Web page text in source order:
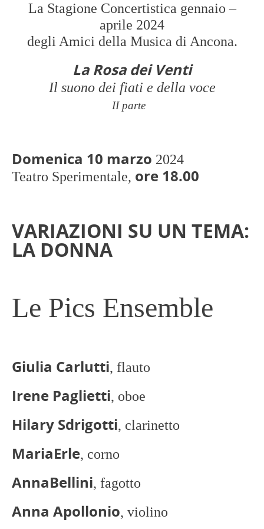
La Stagione Concertistica gennaio –
aprile 2024
degli Amici della Musica di Ancona.
La Rosa dei Venti
Il suono dei fiati e della voce
II parte
Domenica 10 marzo 2024
Teatro Sperimentale, ore 18.00
VARIAZIONI SU UN TEMA:
LA DONNA
Le Pics Ensemble
Giulia Carlutti, flauto
Irene Paglietti, oboe
Hilary Sdrigotti, clarinetto
MariaErle, corno
AnnaBellini, fagotto
Anna Apollonio, violino